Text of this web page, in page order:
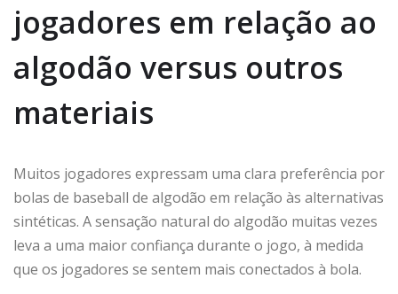
jogadores em relação ao
algodão versus outros
materiais
Muitos jogadores expressam uma clara preferência por
bolas de baseball de algodão em relação às alternativas
sintéticas. A sensação natural do algodão muitas vezes
leva a uma maior confiança durante o jogo, à medida
que os jogadores se sentem mais conectados à bola.